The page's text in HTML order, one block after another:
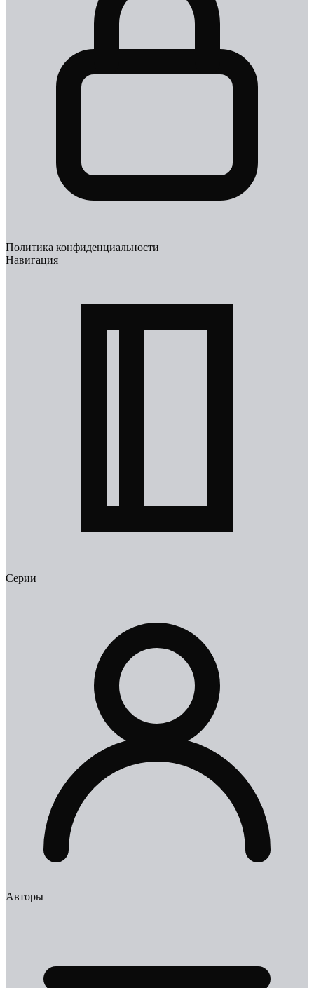
Политика конфиденциальности
Навигация
Серии
Авторы